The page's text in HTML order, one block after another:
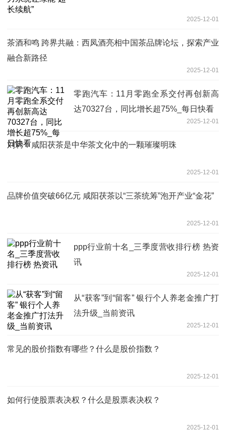
2025-12-01
茶酒和鸣 跨界共融：西凤酒亮相中国茶品牌论坛，探索产业
融合新路径
2025-12-01
零跑汽车：11月零跑全系交付再创新高
达70327台，同比增长超75%_每日快看
2025-12-01
刘莉：咸阳茯茶是中华茶文化中的一颗璀璨明珠
2025-12-01
品牌价值突破66亿元 咸阳茯茶以“三茶统筹”泡开产业“金花”
2025-12-01
ppp行业前十名_三季度营收排行榜 热资
讯
2025-12-01
从“获客”到“留客” 银行个人养老金推广打
法升级_当前资讯
2025-12-01
常见的股价指数有哪些？什么是股价指数？
2025-12-01
如何行使股票表决权？什么是股票表决权？
2025-12-01